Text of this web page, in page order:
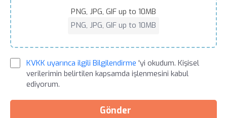
PNG, JPG, GIF up to 10MB
PNG, JPG, GIF up to 10MB
KVKK uyarınca ilgili Bilgilendirme 'yi okudum. Kişisel
verilerimin belirtilen kapsamda işlenmesini kabul
ediyorum.
Gönder